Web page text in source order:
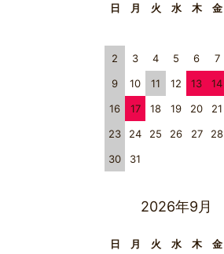
日 月 火 水 木 金
2
3 4 5 6 7
9
10 11 12 13 14
16
17 18 19 20 21
23
24 25 26 27 28
30
31
2026年9月
日 月 火 水 木 金